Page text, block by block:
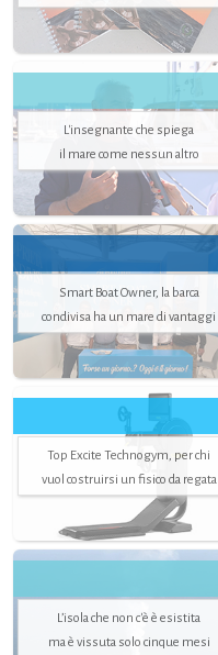
L'insegnante che spiega
il mare come nessun altro
Smart Boat Owner, la barca
condivisa ha un mare di vantaggi
Top Excite Technogym, per chi
vuol costruirsi un fisico da regata
L’isola che non c'è è esistita
ma è vissuta solo cinque mesi